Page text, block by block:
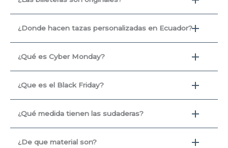
¿Donde hacen tazas personalizadas en Ecuador?
¿Qué es Cyber Monday?
¿Que es el Black Friday?
¿Qué medida tienen las sudaderas?
¿De que material son?